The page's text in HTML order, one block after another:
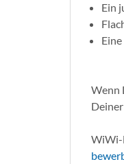
Ein
Wenn
WiWi-